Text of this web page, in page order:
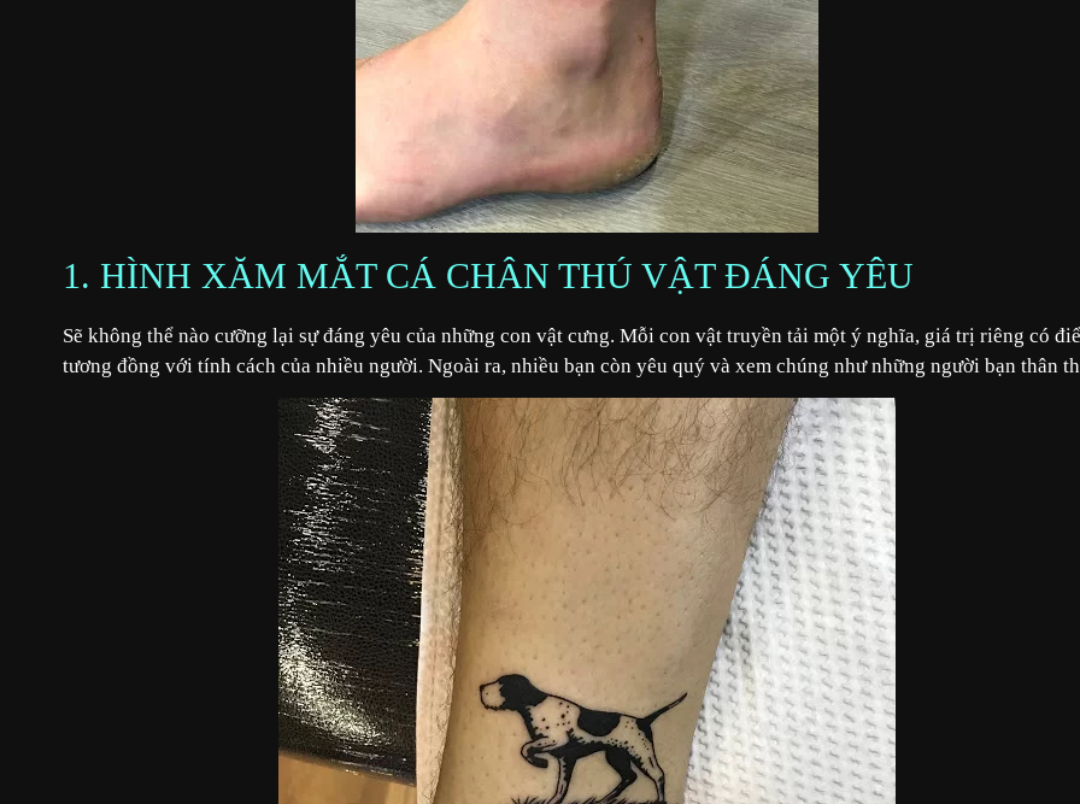
1. HÌNH XĂM MẮT CÁ CHÂN THÚ VẬT ĐÁNG YÊU
Sẽ không thể nào cưỡng lại sự đáng yêu của những con vật cưng. Mỗi con vật truyền tải một ý nghĩa, giá trị riêng có
tương đồng với tính cách của nhiều người. Ngoài ra, nhiều bạn còn yêu quý và xem chúng như những người bạn thân